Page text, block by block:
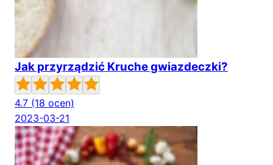
Jak przyrządzić Kruche gwiazdeczki?
4.7 (18 ocen)
2023-03-21